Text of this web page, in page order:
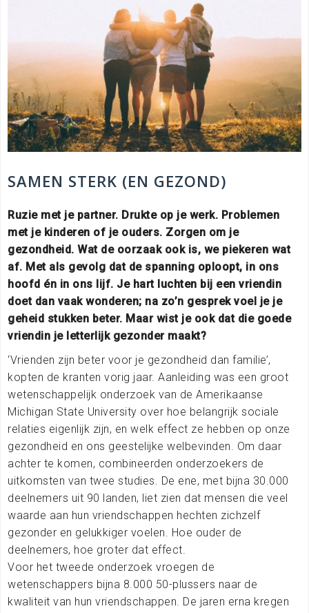
SAMEN STERK (EN GEZOND)
Ruzie met je partner. Drukte op je werk. Problemen
met je kinderen of je ouders. Zorgen om je
gezondheid. Wat de oorzaak ook is, we piekeren wat
af. Met als gevolg dat de spanning oploopt, in ons
hoofd én in ons lijf. Je hart luchten bij een vriendin
doet dan vaak wonderen; na zo’n gesprek voel je je
geheid stukken beter. Maar wist je ook dat die goede
vriendin je letterlijk gezonder maakt?
‘Vrienden zijn beter voor je gezondheid dan familie’,
kopten de kranten vorig jaar. Aanleiding was een groot
wetenschappelijk onderzoek van de Amerikaanse
Michigan State University over hoe belangrijk sociale
relaties eigenlijk zijn, en welk effect ze hebben op onze
gezondheid en ons geestelijke welbevinden. Om daar
achter te komen, combineerden onderzoekers de
uitkomsten van twee studies. De ene, met bijna 30.000
deelnemers uit 90 landen, liet zien dat mensen die veel
waarde aan hun vriendschappen hechten zichzelf
gezonder en gelukkiger voelen. Hoe ouder de
deelnemers, hoe groter dat effect.
Voor het tweede onderzoek vroegen de
wetenschappers bijna 8.000 50-plussers naar de
kwaliteit van hun vriendschappen. De jaren erna kregen